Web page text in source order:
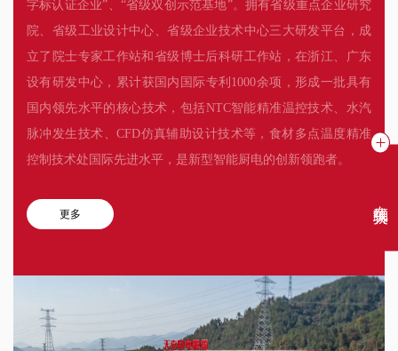
字标认证企业”、“省级双创示范基地”。拥有省级重点企业研究
院、省级工业设计中心、省级企业技术中心三大研发平台，成
立了院士专家工作站和省级博士后科研工作站，在浙江、广东
设有研发中心，累计获国内国际专利1000余项，形成一批具有
国内领先水平的核心技术，包括NTC智能精准温控技术、水汽
脉冲发生技术、CFD仿真辅助设计技术等，食材多点温度精准
控制技术处国际先进水平，是新型智能厨电的创新领跑者。
更多